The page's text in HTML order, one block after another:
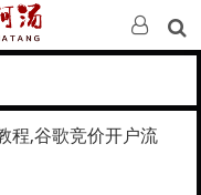
程,谷歌竞价开户流